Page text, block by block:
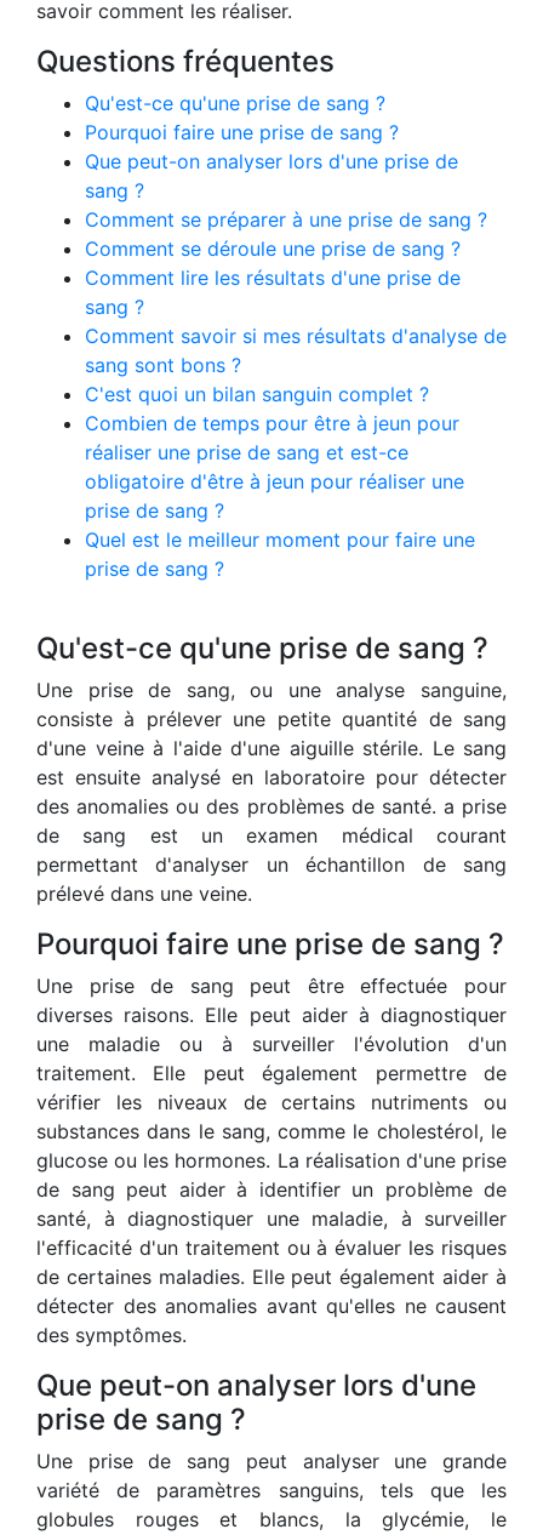
savoir comment les réaliser.
Questions fréquentes
Qu'est-ce qu'une prise de sang ?
Pourquoi faire une prise de sang ?
Que peut-on analyser lors d'une prise de
sang ?
Comment se préparer à une prise de sang ?
Comment se déroule une prise de sang ?
Comment lire les résultats d'une prise de
sang ?
Comment savoir si mes résultats d'analyse de
sang sont bons ?
C'est quoi un bilan sanguin complet ?
Combien de temps pour être à jeun pour
réaliser une prise de sang et est-ce
obligatoire d'être à jeun pour réaliser une
prise de sang ?
Quel est le meilleur moment pour faire une
prise de sang ?
Qu'est-ce qu'une prise de sang ?
Une prise de sang, ou une analyse sanguine,
consiste à prélever une petite quantité de sang
d'une veine à l'aide d'une aiguille stérile. Le sang
est ensuite analysé en laboratoire pour détecter
des anomalies ou des problèmes de santé. a prise
de sang est un examen médical courant
permettant d'analyser un échantillon de sang
prélevé dans une veine.
Pourquoi faire une prise de sang ?
Une prise de sang peut être effectuée pour
diverses raisons. Elle peut aider à diagnostiquer
une maladie ou à surveiller l'évolution d'un
traitement. Elle peut également permettre de
vérifier les niveaux de certains nutriments ou
substances dans le sang, comme le cholestérol, le
glucose ou les hormones. La réalisation d'une prise
de sang peut aider à identifier un problème de
santé, à diagnostiquer une maladie, à surveiller
l'efficacité d'un traitement ou à évaluer les risques
de certaines maladies. Elle peut également aider à
détecter des anomalies avant qu'elles ne causent
des symptômes.
Que peut-on analyser lors d'une
prise de sang ?
Une prise de sang peut analyser une grande
variété de paramètres sanguins, tels que les
globules rouges et blancs, la glycémie, le